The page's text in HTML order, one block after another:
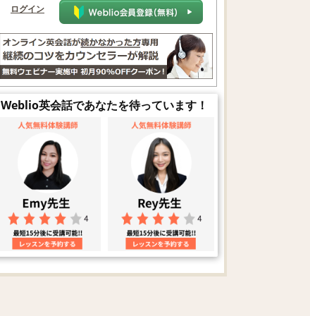
ログイン
Weblio英会話であなたを待っています！